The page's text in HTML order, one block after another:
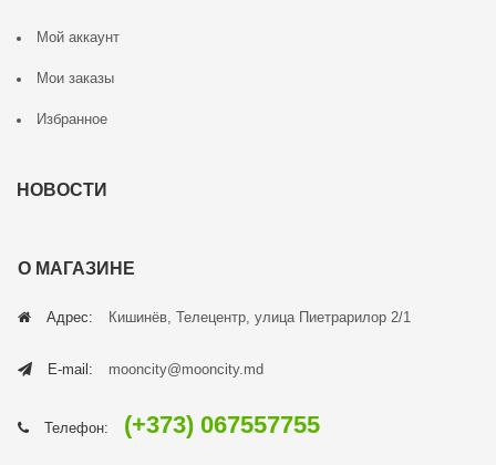
Мой аккаунт
Мои заказы
Избранное
НОВОСТИ
О МАГАЗИНЕ
Адрес: Кишинёв, Телецентр, улица Пиетрарилор 2/1
E-mail: mooncity@mooncity.md
Телефон: (+373) 067557755